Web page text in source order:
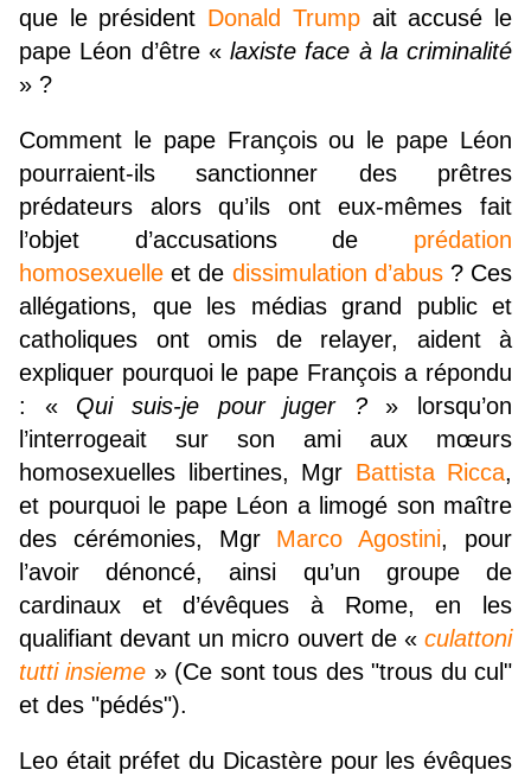
que le président Donald Trumpait accusé le
pape Léon d’être «laxiste face à la criminalité
» ?
Comment le pape François ou le pape Léon
pourraient-ils sanctionner des prêtres
prédateurs alors qu’ils ont eux-mêmes fait
l’objet d’accusations de prédation
homosexuelle et de dissimulation d’abus? Ces
allégations, que les médias grand public et
catholiques ont omis de relayer, aident à
expliquer pourquoi le pape François a répondu
: « Qui suis-je pour juger ?» lorsqu’on
l’interrogeait sur son ami aux mœurs
homosexuelles libertines, Mgr Battista Ricca,
et pourquoi le pape Léon a limogé son maître
des cérémonies, Mgr Marco Agostini, pour
l’avoir dénoncé, ainsi qu’un groupe de
cardinaux et d’évêques à Rome, en les
qualifiant devant un micro ouvert de « culattoni
tutti insieme » (Ce sont tous des "trous du cul"
et des "pédés").
Leo était préfet du Dicastère pour les évêques